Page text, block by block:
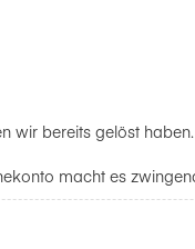
wir bereits gelöst
macht es